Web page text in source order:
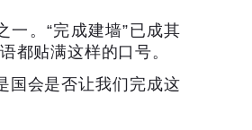
一。 “完成建墙”已成其
都贴满这样的口号。
国会是否让我们完成这